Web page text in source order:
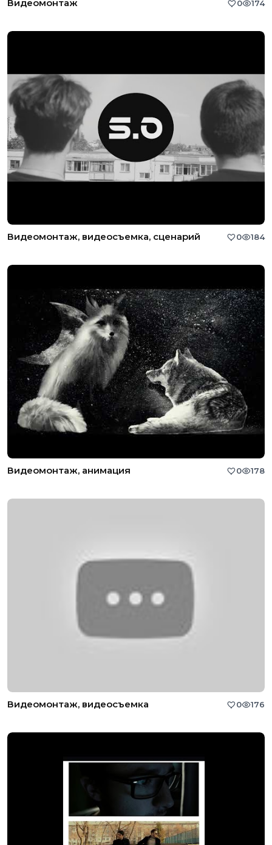
Видеомонтаж 0 174
Видеомонтаж, видеосъемка, сценарий 0 184
Видеомонтаж, анимация 0 178
Видеомонтаж, видеосъемка 0 176